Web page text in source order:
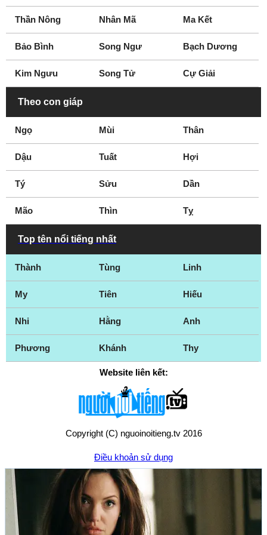
Texas
Utah
Virginia
Washington D.C
West Virginia
Westminster
Wyoming
Thần Nông Nhân Mã Ma Kết
Bảo Bình Song Ngư Bạch Dương
Kim Ngưu Song Tử Cự Giải
Theo con giáp
Ngọ Mùi Thân
Dậu Tuất Hợi
Tý Sửu Dần
Mão Thìn Tỵ
Top tên nổi tiếng nhất
Thành Tùng Linh
My Tiên Hiếu
Nhi Hằng Anh
Phương Khánh Thy
Website liên kết:
Copyright (C) nguoinoitieng.tv 2016
Điều khoản sử dụng
Chính sách quyền riêng tư